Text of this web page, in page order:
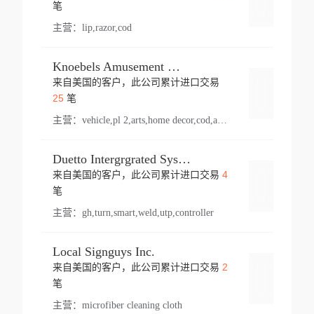
笔
主营： lip,razor,cod
Knoebels Amusement Resort
来自美国的客户，此公司累计进口交易
25笔
主营： vehicle,pl 2,arts,home decor,cod,amusement ride,sea
Duetto Intergrgrated Systems Inc.
来自美国的客户，此公司累计进口交易 4
笔
主营： gh,turn,smart,weld,utp,controller
Local Signguys Inc.
来自美国的客户，此公司累计进口交易 2
笔
主营： microfiber cleaning cloth